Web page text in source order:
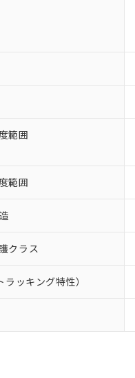
範囲
範囲
クラス
ッキング特性）